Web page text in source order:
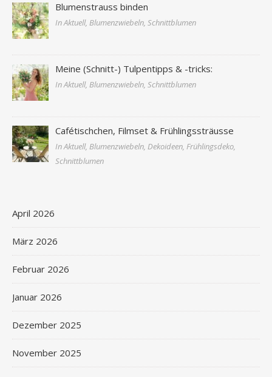
Blumenstrauss binden
In Aktuell, Blumenzwiebeln, Schnittblumen
Meine (Schnitt-) Tulpentipps & -tricks:
In Aktuell, Blumenzwiebeln, Schnittblumen
Cafétischchen, Filmset & Frühlingssträusse
In Aktuell, Blumenzwiebeln, Dekoideen, Frühlingsdeko,
Schnittblumen
April 2026
März 2026
Februar 2026
Januar 2026
Dezember 2025
November 2025